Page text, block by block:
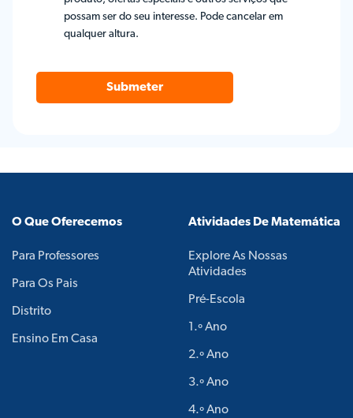
possam ser do seu interesse. Pode cancelar em
qualquer altura.
Submeter
O Que Oferecemos
Para Professores
Para Os Pais
Distrito
Ensino Em Casa
Atividades De Matemática
Explore As Nossas
Atividades
Pré-Escola
1.º Ano
2.º Ano
3.º Ano
4.º Ano